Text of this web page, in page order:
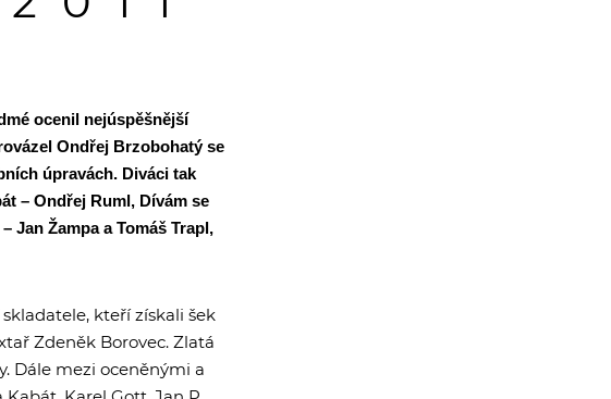
ocenil nejúspěšnější
Ondřej Brzobohatý se
úpravách. Diváci tak
– Ondřej Ruml, Dívám se
Jan Žampa a Tomáš Trapl,
kteří získali šek
Zdeněk Borovec. Zlatá
Dále mezi oceněnými a